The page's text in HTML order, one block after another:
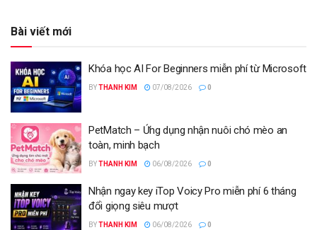
Bài viết mới
Khóa học AI For Beginners miễn phí từ Microsoft
BYTHANH KIM 07/08/2026 0
PetMatch – Ứng dụng nhận nuôi chó mèo an
toàn, minh bạch
BYTHANH KIM 06/08/2026 0
Nhận ngay key iTop Voicy Pro miễn phí 6 tháng
đổi giọng siêu mượt
BYTHANH KIM 06/08/2026 0